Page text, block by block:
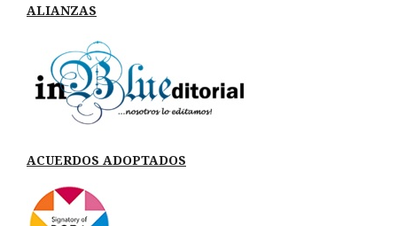
ALIANZAS
ACUERDOS ADOPTADOS